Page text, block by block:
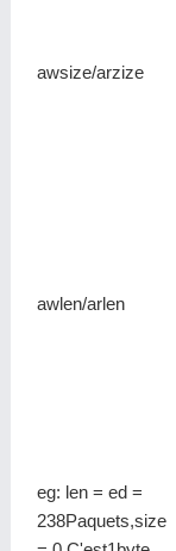
awsize/arzize
awlen/arlen
eg: len = ed =
238Paquets,size